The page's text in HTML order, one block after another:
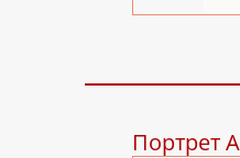
Портрет